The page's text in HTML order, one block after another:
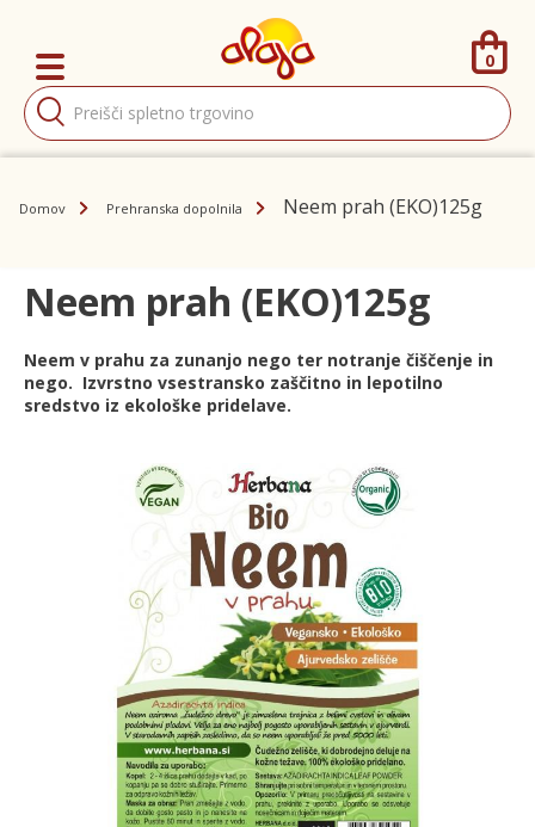
Products
search
0
Domov Prehranska dopolnila Neem prah (EKO)125g
Neem prah (EKO)125g
Neem v prahu za zunanjo nego ter notranje čiščenje in
nego. Izvrstno vsestransko zaščitno in lepotilno
sredstvo iz ekološke pridelave.